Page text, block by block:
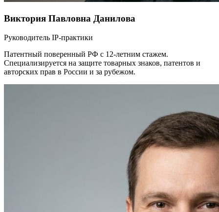
Виктория Павловна Данилова
Руководитель IP-практики
Патентный поверенный РФ с 12-летним стажем.
Специализируется на защите товарных знаков, патентов и
авторских прав в России и за рубежом.